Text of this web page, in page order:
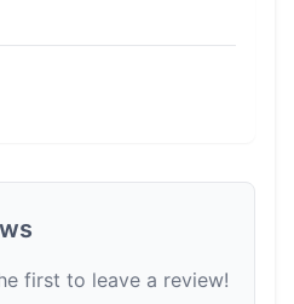
first to leave a review!